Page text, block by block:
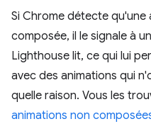
Si Chrome détecte
composée, il le signale à
Lighthouse lit, ce qui lui
avec des animations qui
quelle raison. Vous les
animations non